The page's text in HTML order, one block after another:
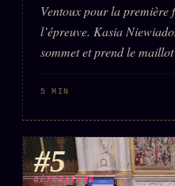
Ventoux pour la première
l’épreuve. Kasia
sommet et prend le
5 MIN
#5
DÉTONATION